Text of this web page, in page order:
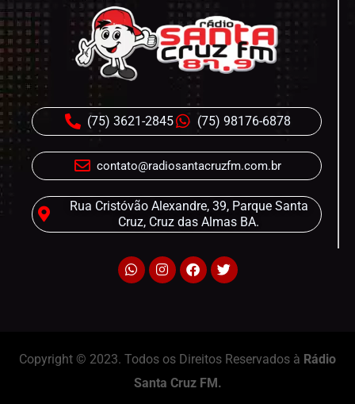
(75) 3621-2845 (75) 98176-6878
contato@radiosantacruzfm.com.br
Rua Cristóvão Alexandre, 39, Parque Santa
Cruz, Cruz das Almas BA.
Copyright © 2023. Todos os Direitos Reservados à Rádio
Santa Cruz FM.